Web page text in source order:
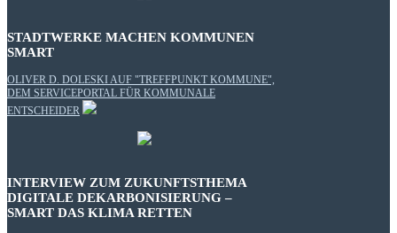
STADTWERKE MACHEN KOMMUNEN
SMART
OLIVER D. DOLESKI AUF "TREFFPUNKT KOMMUNE",
DEM SERVICEPORTAL FÜR KOMMUNALE
ENTSCHEIDER
INTERVIEW ZUM ZUKUNFTSTHEMA
DIGITALE DEKARBONISIERUNG –
SMART DAS KLIMA RETTEN